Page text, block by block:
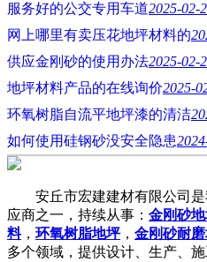
服务好的公交专用车道2025-02-
网上哪里有卖压花地坪材料的
供应金刚砂的使用办法2025-02-
地坪材料产品的在线询价2025-
环氧树脂自流平地坪漆的清洁
如何使用硅钢砂没安全隐患
安丘市宏建建材有限公司是
应商之一，持续从事： 金刚砂
料， 环氧树脂地坪， 金刚砂耐
多个领域，提供设计、生产、